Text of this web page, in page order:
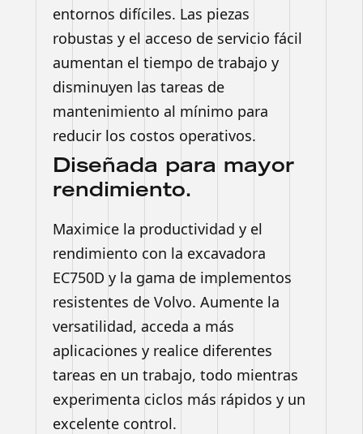
entornos difíciles. Las piezas
robustas y el acceso de servicio fácil
aumentan el tiempo de trabajo y
disminuyen las tareas de
mantenimiento al mínimo para
reducir los costos operativos.
Diseñada para mayor
rendimiento.
Maximice la productividad y el
rendimiento con la excavadora
EC750D y la gama de implementos
resistentes de Volvo. Aumente la
versatilidad, acceda a más
aplicaciones y realice diferentes
tareas en un trabajo, todo mientras
experimenta ciclos más rápidos y un
excelente control.